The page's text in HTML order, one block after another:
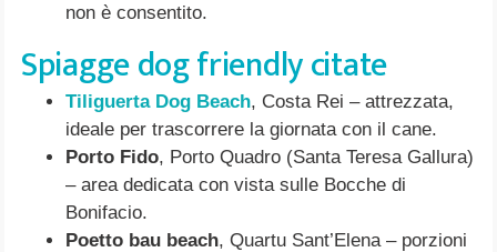
non è consentito.
Spiagge dog friendly citate
Tiliguerta Dog Beach, Costa Rei – attrezzata,
ideale per trascorrere la giornata con il cane.
Porto Fido, Porto Quadro (Santa Teresa Gallura)
– area dedicata con vista sulle Bocche di
Bonifacio.
Poetto bau beach, Quartu Sant’Elena – porzioni